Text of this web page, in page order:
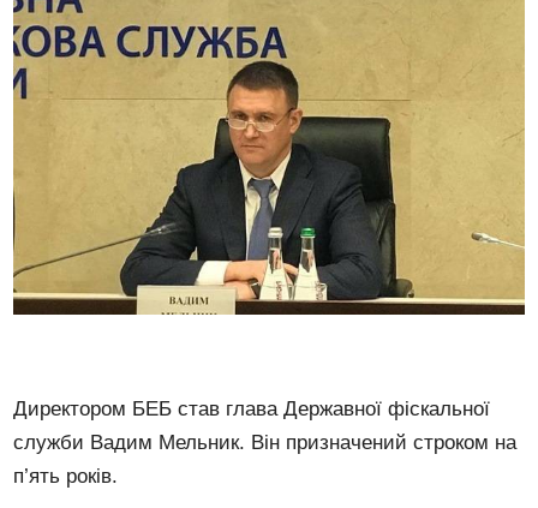
Директором БЕБ став глава Державної фіскальної
служби Вадим Мельник. Він призначений строком на
п’ять років.